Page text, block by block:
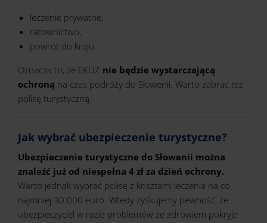
leczenie prywatne,
ratownictwo,
powrót do kraju.
Oznacza to, że EKUZ nie będzie wystarczającą
ochroną na czas podróży do Słowenii. Warto zabrać też
polisę turystyczną.
Jak wybrać ubezpieczenie turystyczne?
Ubezpieczenie turystyczne do Słowenii można
znaleźć już od niespełna 4 zł za dzień ochrony.
Warto jednak wybrać polisę z kosztami leczenia na co
najmniej 30 000 euro. Wtedy zyskujemy pewność, że
ubezpieczyciel w razie problemów ze zdrowiem pokryje